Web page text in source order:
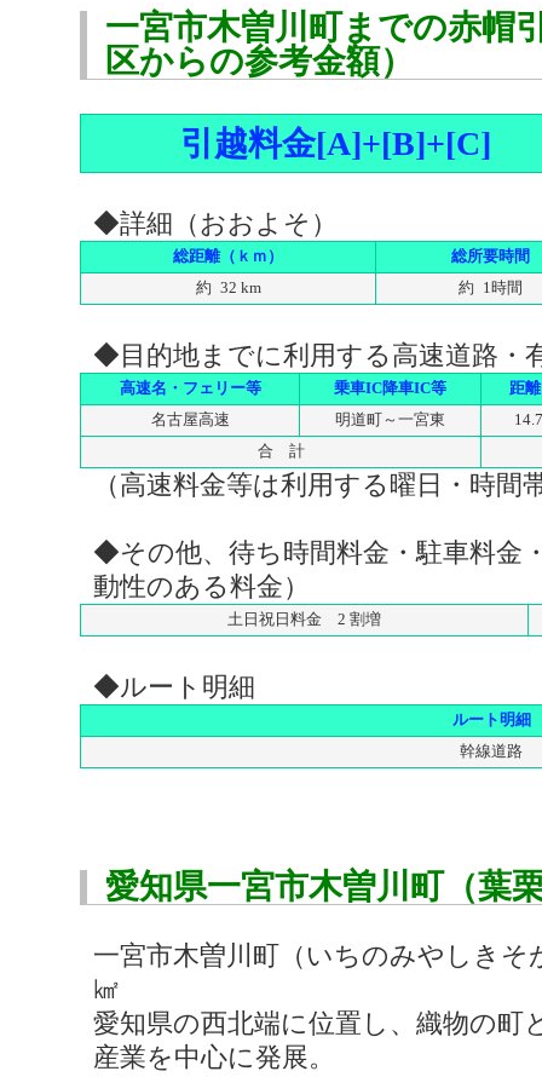
一宮市木曽川町までの赤帽
区からの参考金額）
引越料金[A]+[B]+[C]
◆詳細（おおよそ）
総距離（ｋｍ）
総所要時間
約 32 km
約 1時間
◆目的地までに利用する高速道路・
高速名・フェリー等 乗車IC降車IC等
距
名古屋高速
明道町～一宮東
合 計
（高速料金等は利用する曜日・時
◆その他、待ち時間料金・駐車料金
動性のある料金）
土日祝日料金 2 割増
◆ルート明細
ルート明細
幹線道路
愛知県一宮市木曽川町（葉
一宮市木曽川町（いちのみやしきそ
㎢
愛知県の西北端に位置し、織物の町
産業を中心に発展。